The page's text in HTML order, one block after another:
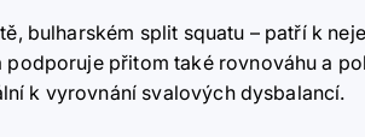
bulharském split squatu – patří k
podporuje přitom také rovnováhu a
k vyrovnání svalových dysbalancí.